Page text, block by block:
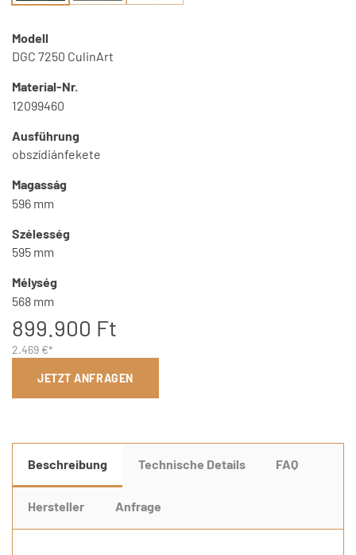
Modell
DGC 7250 CulinArt
Material-Nr.
12099460
Ausführung
obszídiánfekete
Magasság
596 mm
Szélesség
595 mm
Mélység
568 mm
899.900 Ft
2.469 €*
JETZT ANFRAGEN
Beschreibung Technische Details FAQ
Hersteller Anfrage